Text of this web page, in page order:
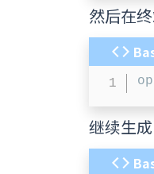
然后在
继续生成